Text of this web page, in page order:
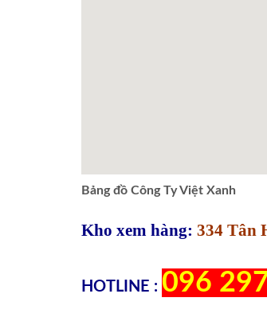
Bảng đồ Công Ty Việt Xanh
Kho xem hàng: 334 Tân
HOTLINE : 096